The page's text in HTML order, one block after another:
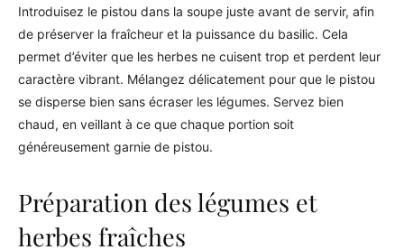
Introduisez le pistou dans la soupe juste avant de servir, afin
de préserver la fraîcheur et la puissance du basilic. Cela
permet d’éviter que les herbes ne cuisent trop et perdent leur
caractère vibrant. Mélangez délicatement pour que le pistou
se disperse bien sans écraser les légumes. Servez bien
chaud, en veillant à ce que chaque portion soit
généreusement garnie de pistou.
Préparation des légumes et
herbes fraîches